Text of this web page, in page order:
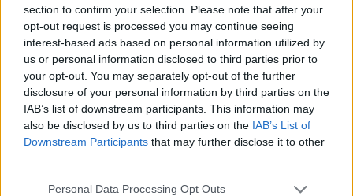
section to confirm your selection. Please note that after your
opt-out request is processed you may continue seeing
interest-based ads based on personal information utilized by
us or personal information disclosed to third parties prior to
your opt-out. You may separately opt-out of the further
disclosure of your personal information by third parties on the
IAB’s list of downstream participants. This information may
also be disclosed by us to third parties on the IAB’s List of
Downstream Participants that may further disclose it to other
Personal Data Processing Opt Outs
Az ukrán elnök a londoni tárgyalásai alkalmával számolt
be a találkozóról. Elmondása szerint Abramovics azzal a
szándékkal kereste meg, hogy közvetítsen Vlagyimir Putyin
orosz elnök felé, de kérte, hogy a megbeszélés a
nyilvánosság kizárásával történjen. Zelenszkij
hangsúlyozta, hogy a találkozó valójában nem volt titkos,
és az orosz fél elsősorban arra volt kíváncsi...
KEDVES OLVASÓNK!